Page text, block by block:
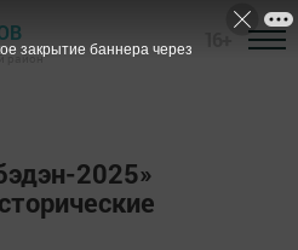
район
2025»
закрытие баннера через